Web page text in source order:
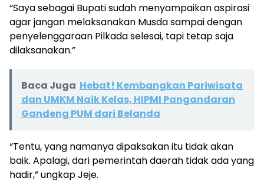
“Saya sebagai Bupati sudah menyampaikan aspirasi
agar jangan melaksanakan Musda sampai dengan
penyelenggaraan Pilkada selesai, tapi tetap saja
dilaksanakan.”
Baca Juga Hebat! Kembangkan Pariwisata
dan UMKM Naik Kelas, HIPMI Pangandaran
Gandeng PUM dari Belanda
“Tentu, yang namanya dipaksakan itu tidak akan
baik. Apalagi, dari pemerintah daerah tidak ada yang
hadir,” ungkap Jeje.